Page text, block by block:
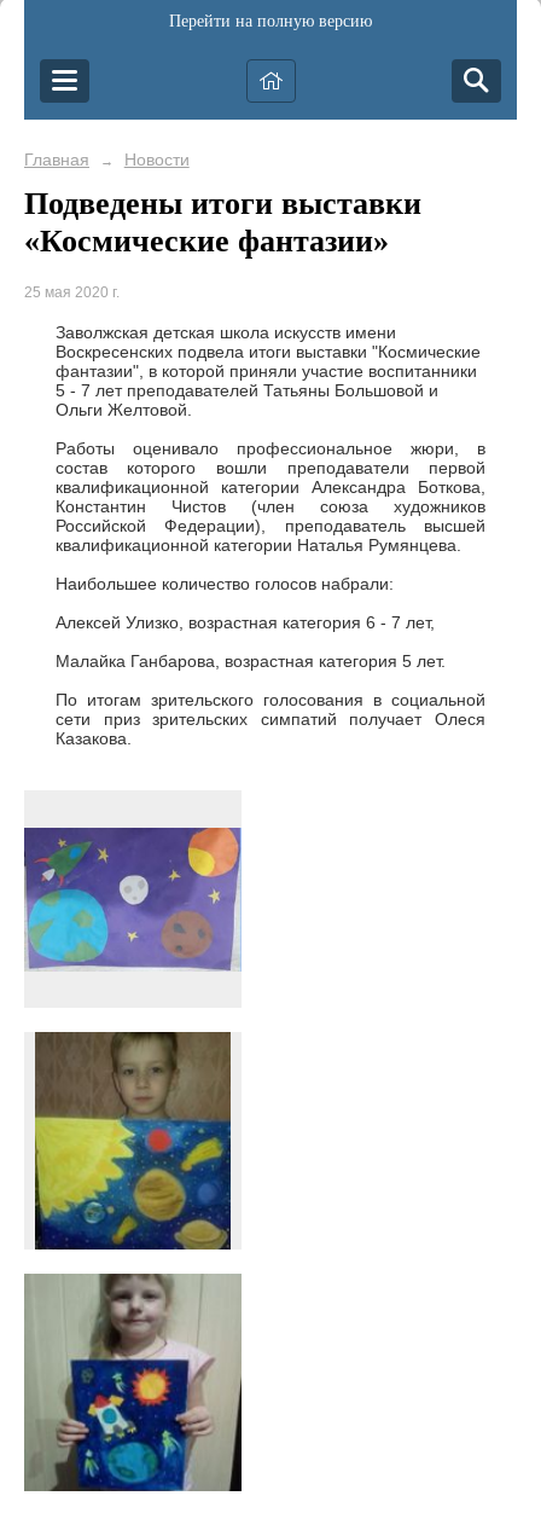
Перейти на полную версию
Главная → Новости
Подведены итоги выставки
«Космические фантазии»
25 мая 2020 г.
Заволжская детская школа искусств имени
Воскресенских подвелаитоги выставки "Космические
фантазии", в которой приняли участие воспитанники
5 - 7 лет преподавателей Татьяны Большовой и
Ольги Желтовой.
Работы оценивало профессиональное жюри, в
состав которого вошли преподаватели первой
квалификационной категории Александра Боткова,
Константин Чистов (член союза художников
Российской Федерации), преподаватель высшей
квалификационной категории Наталья Румянцева.
Наибольшее количество голосов набрали:
Алексей Улизко, возрастная категория 6 - 7 лет,
Малайка Ганбарова, возрастная категория 5 лет.
По итогам зрительского голосования в социальной
сети приз зрительских симпатий получает Олеся
Казакова.